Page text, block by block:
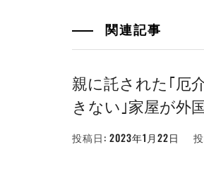
関連記事
親に託された｢厄
きない｣家屋が外
投稿日: 2023年1月22日